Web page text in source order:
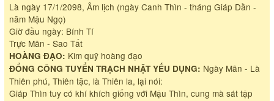
Là ngày 17/1/2098, Âm lịch (ngày Canh Thìn - tháng Giáp Dần -
năm Mậu Ngọ)
Giờ đầu ngày: Bính Tí
Trực Mãn - Sao Tất
HOÀNG ĐẠO: Kim quỹ hoàng đạo
ĐỔNG CÔNG TUYỂN TRẠCH NHẬT YẾU DỤNG: Ngày Mãn - Là
Thiên phú, Thiên tặc, là Thiên la, lại nói:
Giáp Thìn tuy có khí khích giống với Mậu Thìn, cung mà sát tập